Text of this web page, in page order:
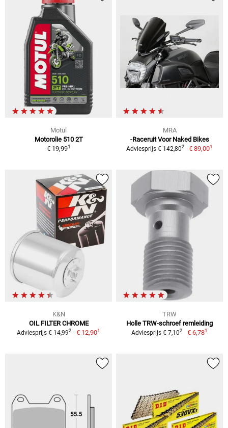
Motul
Motorolie 510 2T
€ 19,991
MRA
-Raceruit Voor Naked Bikes
Adviesprijs € 142,802 € 89,001
K&N
OIL FILTER CHROME
Adviesprijs € 14,992 € 12,901
TRW
Holle TRW-schroef remleiding
Adviesprijs € 7,102 € 6,781